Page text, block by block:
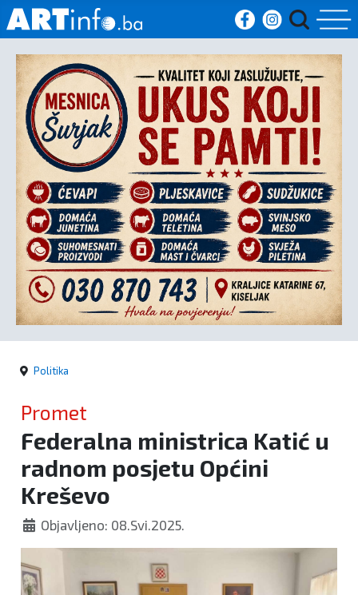
Početna
Vijesti
Sport
Kultura
Crna
kronika
Politika
Politika
Promet
Federalna ministrica Katić u
radnom posjetu Općini
Kreševo
Objavljeno: 08.Svi.2025.